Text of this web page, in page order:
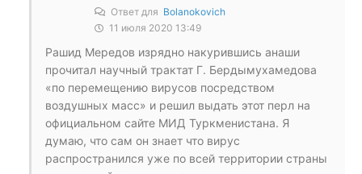
Ответ для Bolanokovich
11 июля 2020 13:49
Рашид Мередов изрядно накурившись анаши
прочитал научный трактат Г. Бердымухамедова
«по перемещению вирусов посредством
воздушных масс» и решил выдать этот перл на
официальном сайте МИД Туркменистана. Я
думаю, что сам он знает что вирус
распространился уже по всей территории страны